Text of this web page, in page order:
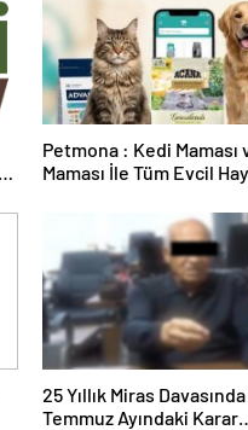
Petmona : Kedi Maması
Maması İle Tüm Evcil
25 Yıllık Miras
Temmuz Ayındaki Karar